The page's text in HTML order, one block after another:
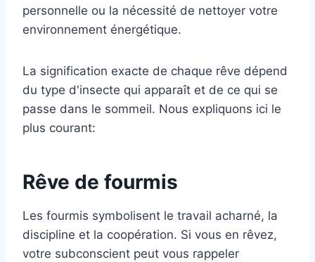
personnelle ou la nécessité de nettoyer votre
environnement énergétique.
La signification exacte de chaque rêve dépend
du type d'insecte qui apparaît et de ce qui se
passe dans le sommeil. Nous expliquons ici le
plus courant:
Rêve de fourmis
Les fourmis symbolisent le travail acharné, la
discipline et la coopération. Si vous en rêvez,
votre subconscient peut vous rappeler